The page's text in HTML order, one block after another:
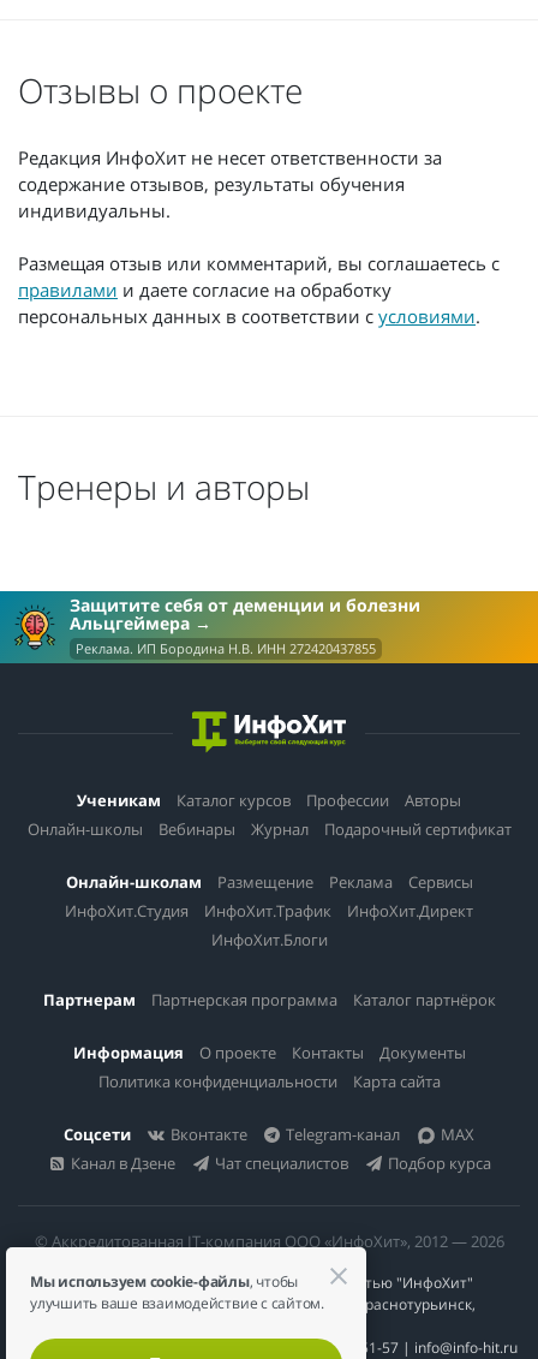
Отзывы о проекте
Редакция ИнфоХит не несет ответственности за
содержание отзывов, результаты обучения
индивидуальны.
Размещая отзыв или комментарий, вы соглашаетесь с
правилами и даете согласие на обработку
персональных данных в соответствии с условиями.
Тренеры и авторы
Защитите себя от деменции и болезни
Альцгеймера
Реклама. ИП Бородина Н.В. ИНН 272420437855
Ученикам Каталог курсов Профессии
Авторы
Онлайн-школы
Вебинары Журнал Подарочный сертификат
Онлайн-школам Размещение Реклама
Сервисы
ИнфоХит.Студия
ИнфоХит.Трафик
ИнфоХит.Директ
ИнфоХит.Блоги
Партнерам Партнерская программа Каталог партнёрок
Информация О проекте Контакты
Документы
Политика конфиденциальности
Карта сайта
Соцсети Вконтакте Telegram-канал
MAX
Канал в Дзене
Чат специалистов Подбор курса
© Аккредитованная IT-компания ООО «ИнфоХит», 2012 — 2026
Общество с ограниченной ответственностью "ИнфоХит"
624446, Россия, Свердловская область, г. Краснотурьинск,
ИНН 6617023200 | КПП 661701001 | +7 984 888-51-57 | info@info-hit.ru
Мы используем cookie-файлы, чтобы
улучшить ваше взаимодействие с сайтом.